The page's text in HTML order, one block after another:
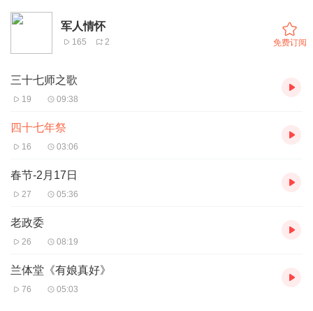
军人情怀
165 2 免费订阅
三十七师之歌
19 09:38
四十七年祭
16 03:06
春节-2月17日
27 05:36
老政委
26 08:19
兰体堂《有娘真好》
76 05:03